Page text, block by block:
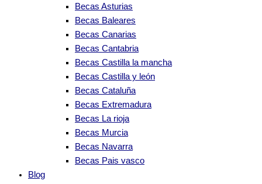
Becas Asturias
Becas Baleares
Becas Canarias
Becas Cantabria
Becas Castilla la mancha
Becas Castilla y león
Becas Cataluña
Becas Extremadura
Becas La rioja
Becas Murcia
Becas Navarra
Becas Pais vasco
Blog